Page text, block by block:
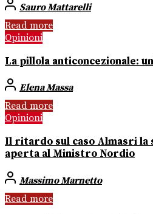
Sauro Mattarelli
Read more
Opinioni
La pillola anticoncezionale:
Elena Massa
Read more
Opinioni
Il ritardo sul caso Almasri la
aperta al Ministro Nordio
Massimo Marnetto
Read more